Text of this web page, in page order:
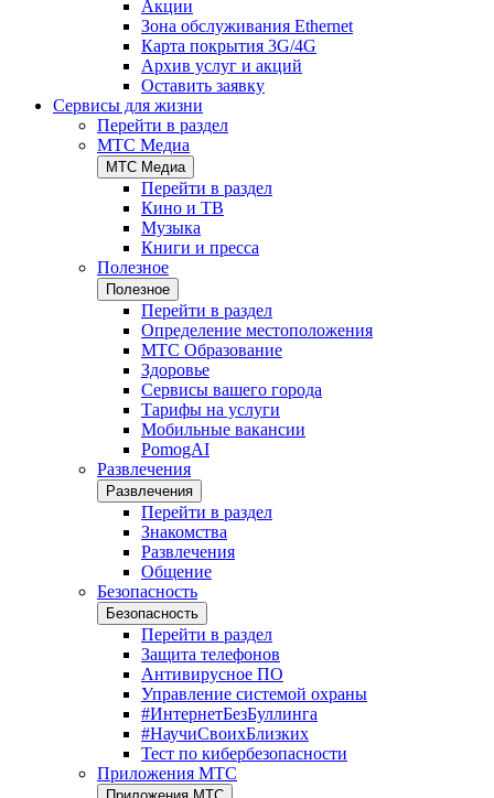
Акции
Зона обслуживания Ethernet
Карта покрытия 3G/4G
Архив услуг и акций
Оставить заявку
Сервисы для жизни
Перейти в раздел
МТС Медиа
МТС Медиа
Перейти в раздел
Кино и ТВ
Музыка
Книги и пресса
Полезное
Полезное
Перейти в раздел
Определение местоположения
МТС Образование
Здоровье
Сервисы вашего города
Тарифы на услуги
Мобильные вакансии
PomogAI
Развлечения
Развлечения
Перейти в раздел
Знакомства
Развлечения
Общение
Безопасность
Безопасность
Перейти в раздел
Защита телефонов
Антивирусное ПО
Управление системой охраны
#ИнтернетБезБуллинга
#НаучиСвоихБлизких
Тест по кибербезопасности
Приложения МТС